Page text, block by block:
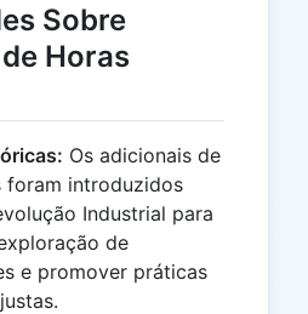
Sobre
Horas
Os adicionais de
foram introduzidos
Industrial para
de
e promover práticas